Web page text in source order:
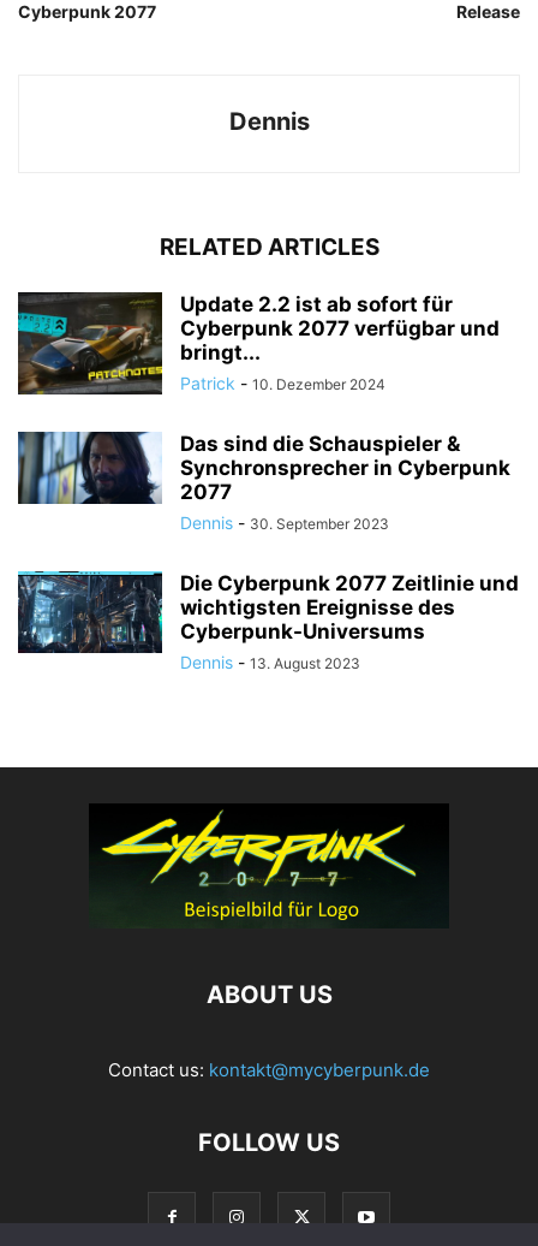
Cyberpunk 2077
Release
Dennis
RELATED ARTICLES
Update 2.2 ist ab sofort für
Cyberpunk 2077 verfügbar und
bringt...
Patrick - 10. Dezember 2024
Das sind die Schauspieler &
Synchronsprecher in Cyberpunk
2077
Dennis - 30. September 2023
Die Cyberpunk 2077 Zeitlinie und
wichtigsten Ereignisse des
Cyberpunk-Universums
Dennis - 13. August 2023
ABOUT US
Contact us: kontakt@mycyberpunk.de
FOLLOW US